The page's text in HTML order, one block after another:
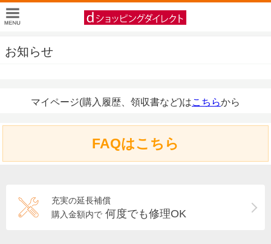
お知らせ
マイページ(購入履歴、領収書など)はこちらから
FAQはこちら
充実の延長補償
購入金額内で 何度でも修理OK